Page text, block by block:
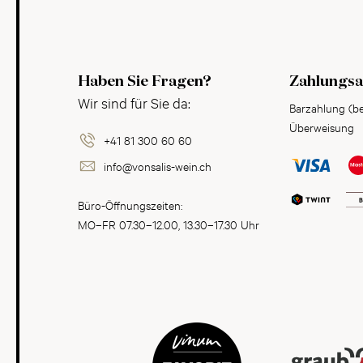
Haben Sie Fragen?
Wir sind für Sie da:
+41 81 300 60 60
info@vonsalis-wein.ch
Büro-Öffnungszeiten:
MO–FR 07.30–12.00, 13.30–17.30 Uhr
Barzahlung
Überweisung